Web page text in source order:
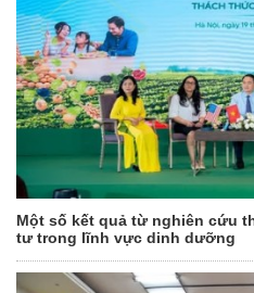
Một số kết quả từ nghiên cứu
tư trong lĩnh vực dinh dưỡng